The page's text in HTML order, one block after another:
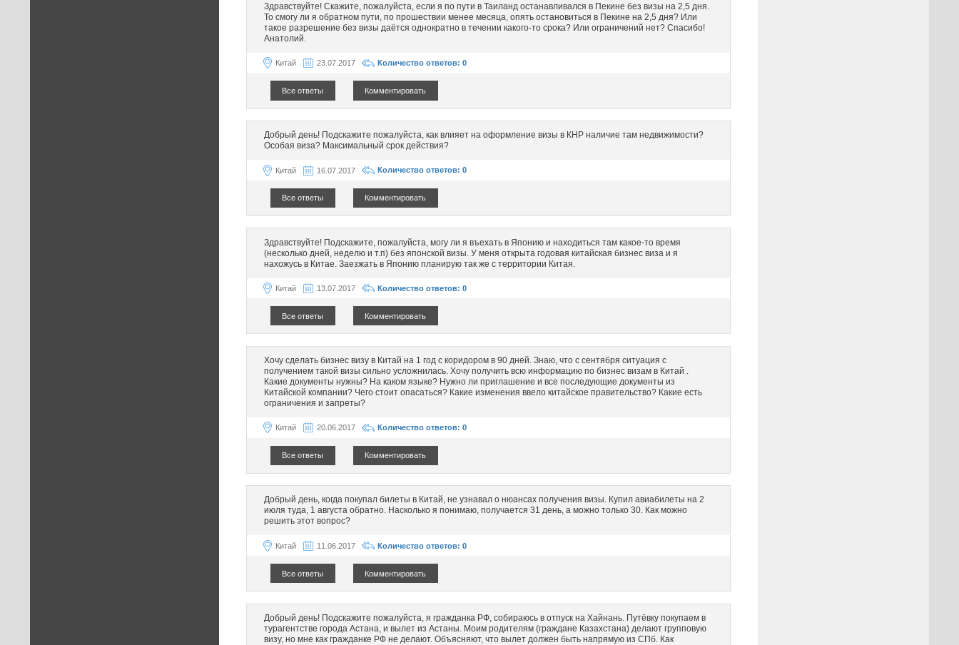
Здравствуйте! Скажите, пожалуйста, если я по пути в Таиланд останавливался в Пекине без визы на 2,5 дня.
То смогу ли я обратном пути, по прошествии менее месяца, опять остановиться в Пекине на 2,5 дня? Или
такое разрешение без визы даётся однократно в течении какого-то срока? Или ограничений нет? Спасибо!
Анатолий.
Китай 23.07.2017 Количество ответов: 0
Все ответы Комментировать
Добрый день! Подскажите пожалуйста, как влияет на оформление визы в КНР наличие там недвижимости?
Особая виза? Максимальный срок действия?
Китай 16.07.2017 Количество ответов: 0
Все ответы Комментировать
Здравствуйте! Подскажите, пожалуйста, могу ли я въехать в Японию и находиться там какое-то время
(несколько дней, неделю и т.п) без японской визы. У меня открыта годовая китайская бизнес виза и я
нахожусь в Китае. Заезжать в Японию планирую так же с территории Китая.
Китай 13.07.2017 Количество ответов: 0
Все ответы Комментировать
Хочу сделать бизнес визу в Китай на 1 год с коридором в 90 дней. Знаю, что с сентября ситуация с
получением такой визы сильно усложнилась. Хочу получить всю информацию по бизнес визам в Китай .
Какие документы нужны? На каком языке? Нужно ли приглашение и все последующие документы из
Китайской компании? Чего стоит опасаться? Какие изменения ввело китайское правительство? Какие есть
ограничения и запреты?
Китай 20.06.2017 Количество ответов: 0
Все ответы Комментировать
Добрый день, когда покупал билеты в Китай, не узнавал о нюансах получения визы. Купил авиабилеты на 2
июля туда, 1 августа обратно. Насколько я понимаю, получается 31 день, а можно только 30. Как можно
решить этот вопрос?
Китай 11.06.2017 Количество ответов: 0
Все ответы Комментировать
Добрый день! Подскажите пожалуйста, я гражданка РФ, собираюсь в отпуск на Хайнань. Путёвку покупаем в
турагентстве города Астана, и вылет из Астаны. Моим родителям (граждане Казахстана) делают групповую
визу, но мне как гражданке РФ не делают. Объясняют, что вылет должен быть напрямую из СПб. Как